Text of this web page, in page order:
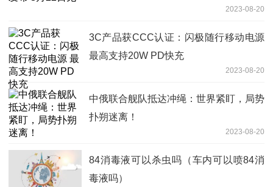
2023-08-20
3C产品获CCC认证：闪极随行移动电源
最高支持20W PD快充
2023-08-20
中俄联合舰队抵达冲绳：世界紧盯，局势
扑朔迷离！
2023-08-20
84消毒液可以杀虫吗（车内可以喷84消
毒液吗）